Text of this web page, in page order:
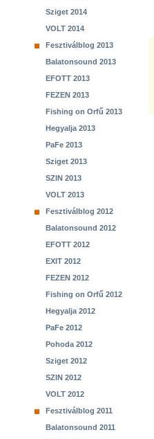
Sziget 2014
VOLT 2014
Fesztiválblog 2013
Balatonsound 2013
EFOTT 2013
FEZEN 2013
Fishing on Orfű 2013
Hegyalja 2013
PaFe 2013
Sziget 2013
SZIN 2013
VOLT 2013
Fesztiválblog 2012
Balatonsound 2012
EFOTT 2012
EXIT 2012
FEZEN 2012
Fishing on Orfű 2012
Hegyalja 2012
PaFe 2012
Pohoda 2012
Sziget 2012
SZIN 2012
VOLT 2012
Fesztiválblog 2011
Balatonsound 2011